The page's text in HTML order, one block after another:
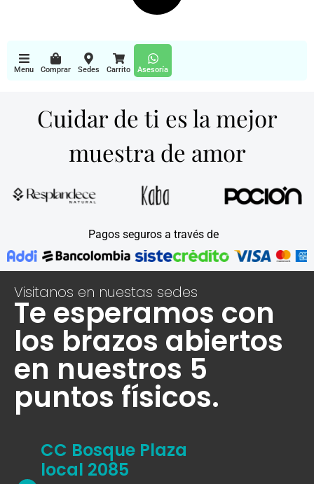
Menu Comprar Sedes Carrito Asesoría
Cuidar de ti es la mejor
muestra de amor
Pagos seguros a través de
Visitanos en nuestas sedes
Te esperamos con
los brazos abiertos
en nuestros 5
puntos físicos.
CC Bosque Plaza
local 2085